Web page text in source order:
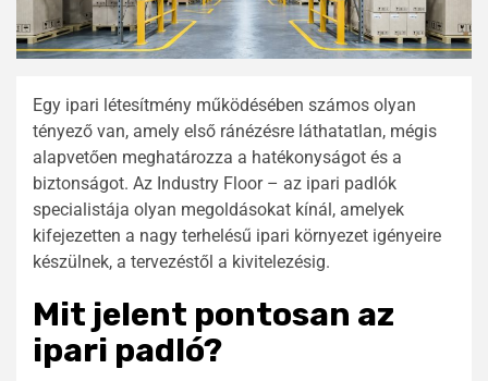
Egy ipari létesítmény működésében számos olyan
tényező van, amely első ránézésre láthatatlan, mégis
alapvetően meghatározza a hatékonyságot és a
biztonságot. Az Industry Floor – az ipari padlók
specialistája olyan megoldásokat kínál, amelyek
kifejezetten a nagy terhelésű ipari környezet igényeire
készülnek, a tervezéstől a kivitelezésig.
Mit jelent pontosan az
ipari padló?